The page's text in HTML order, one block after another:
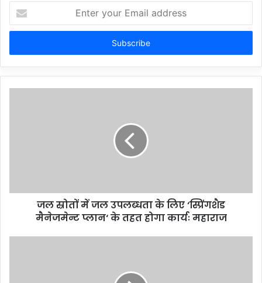
Enter
your
Email
जल स्रोतों में जल उपलब्धता के लिए ‘स्प्रिंगशैड
मैनेजमेन्ट प्लान‘ के तहत होगा कार्यः महाराज